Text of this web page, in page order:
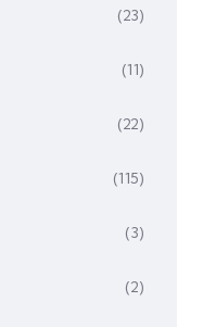
(23)
(11)
(22)
(115)
(3)
(2)